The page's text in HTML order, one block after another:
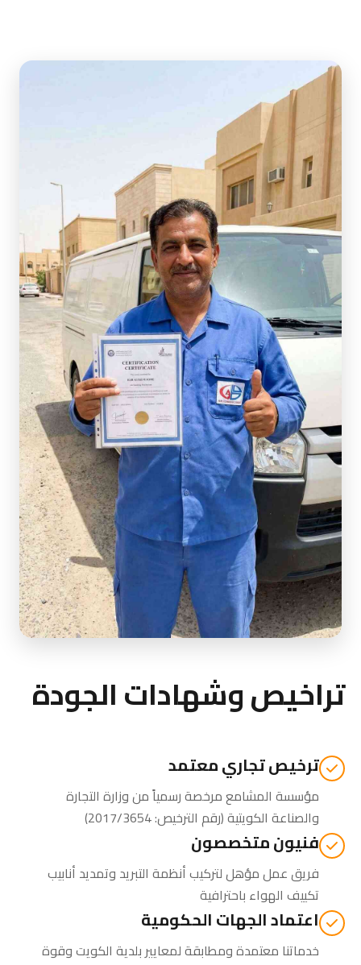
تراخيص وشهادات الجودة
ترخيص تجاري معتمد
مؤسسة المشامع مرخصة رسمياً منوزارة التجارة
والصناعة الكويتية(رقم الترخيص: 2017/3654)
فنيون متخصصون
فريق عمل مؤهل لتركيب أنظمة التبريد وتمديد أنابيب
تكييف الهواء باحترافية
اعتماد الجهات الحكومية
خدماتنا معتمدة ومطابقة لمعايير بلدية الكويت وقوة